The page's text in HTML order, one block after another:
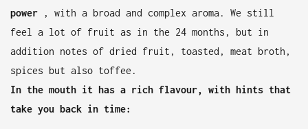
power , with a broad and complex aroma. We still
feel a lot of fruit as in the 24 months, but in
addition notes of dried fruit, toasted, meat broth,
spices but also toffee.
In the mouth it has a rich flavour, with hints that
take you back in time: